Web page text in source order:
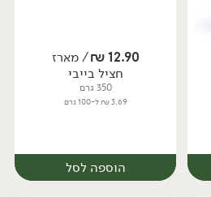
יח׳ ק״ג
12.90
₪/ מארז
חציל בייבי
350 גרם
3.69 ₪ ל-100 גרם
הוספה לסל